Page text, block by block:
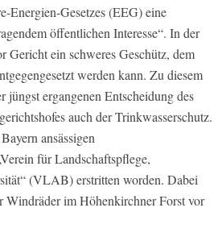
Energien-Gesetzes (EEG) eine
öffentlichen Interesse“. In der
Gericht ein schweres Geschütz, dem
werden kann. Zu diesem
jüngst ergangenen Entscheidung des
auch der Trinkwasserschutz.
ansässigen
für Landschaftspflege,
(VLAB) erstritten worden. Dabei
Windräder im Höhenkirchner Forst vor